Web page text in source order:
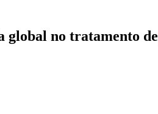
no tratamento